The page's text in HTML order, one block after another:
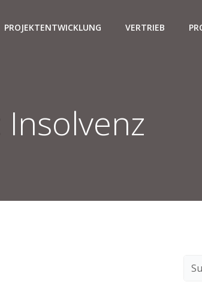
PROJEKTENTWICKLUNG VERTRIEB
Insolvenz